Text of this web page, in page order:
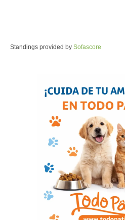
Standings provided by Sofascore